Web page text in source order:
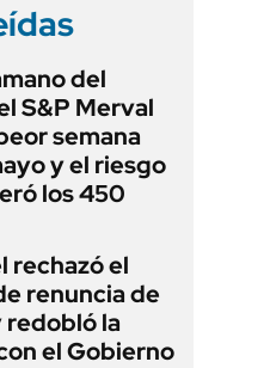
del
S&P Merval
semana
y el riesgo
los 450
rechazó el
renuncia de
redobló la
el Gobierno